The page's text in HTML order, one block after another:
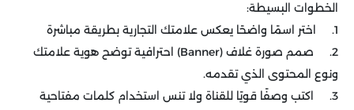
الخطوات البسيطة:
1. اختر اسمًا واضحًا يعكس علامتك التجارية بطريقة مباشرة
2. صمم صورة غلاف (Banner) احترافية توضح هوية علامتك
ونوع المحتوى الذي تقدمه.
3. اكتب وصفًا قويًا للقناة ولا تنس استخدام كلمات مفتاحية